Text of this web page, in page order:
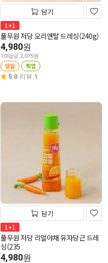
담기
1+1
풀무원 저당 오리엔탈 드레싱(240g)
4,980원
100g당 2,075원
당일 픽업
5.0 리뷰 1
담기
1+1
풀무원 저당 리얼야채 유자당근 드레
싱(235
4,980원